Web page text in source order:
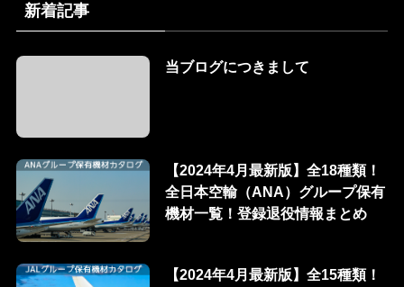
新着記事
当ブログにつきまして
【2024年4月最新版】全18種類！
全日本空輸（ANA）グループ保有
機材一覧！登録退役情報まとめ
【2024年4月最新版】全15種類！